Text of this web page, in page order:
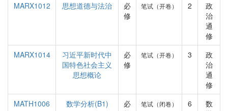
MARX1012
思想道德与法治
必
修
笔试（开卷） 2
政
治
通
修
MARX1014
习近平新时代中
国特色社会主义
思想概论
必
修
笔试（开卷） 3
政
治
通
修
MATH1006
数学分析(B1)
必
笔试（闭卷） 6
数